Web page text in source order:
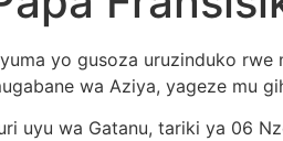
yo gusoza uruzinduko rwe
wa Aziya, yageze mu
uyu wa Gatanu, tariki ya 06